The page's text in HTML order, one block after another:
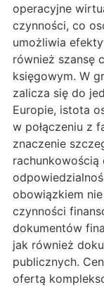
operacyjne
czynności, co
umożliwia
również szansę
księgowym. W
zalicza się do
Europie, istota
w połączeniu z
znaczenie
rachunkowością
obowiązkiem
czynności
dokumentów
jak również
publicznych.
ofertą